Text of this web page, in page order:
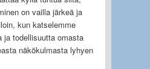
on vailla järkeä ja
kun katselemme
ja todellisuutta omasta
näkökulmasta lyhyen